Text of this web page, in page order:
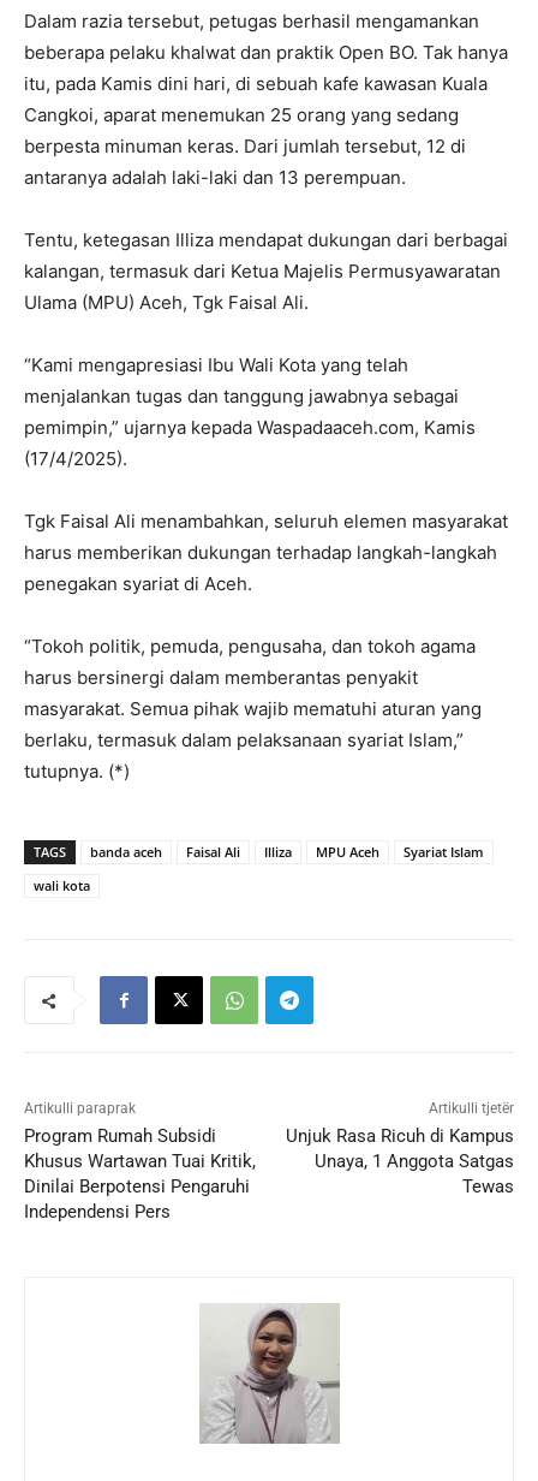
Dalam razia tersebut, petugas berhasil mengamankan
beberapa pelaku khalwat dan praktik Open BO. Tak hanya
itu, pada Kamis dini hari, di sebuah kafe kawasan Kuala
Cangkoi, aparat menemukan 25 orang yang sedang
berpesta minuman keras. Dari jumlah tersebut, 12 di
antaranya adalah laki-laki dan 13 perempuan.
Tentu, ketegasan Illiza mendapat dukungan dari berbagai
kalangan, termasuk dari Ketua Majelis Permusyawaratan
Ulama (MPU) Aceh, Tgk Faisal Ali.
“Kami mengapresiasi Ibu Wali Kota yang telah
menjalankan tugas dan tanggung jawabnya sebagai
pemimpin,” ujarnya kepada Waspadaaceh.com, Kamis
(17/4/2025).
Tgk Faisal Ali menambahkan, seluruh elemen masyarakat
harus memberikan dukungan terhadap langkah-langkah
penegakan syariat di Aceh.
“Tokoh politik, pemuda, pengusaha, dan tokoh agama
harus bersinergi dalam memberantas penyakit
masyarakat. Semua pihak wajib mematuhi aturan yang
berlaku, termasuk dalam pelaksanaan syariat Islam,”
tutupnya. (*)
TAGS banda aceh Faisal Ali Illiza MPU Aceh
Syariat Islam
wali kota
Artikulli paraprak
Program Rumah Subsidi
Khusus Wartawan Tuai Kritik,
Dinilai Berpotensi Pengaruhi
Independensi Pers
Artikulli tjetër
Unjuk Rasa Ricuh di Kampus
Unaya, 1 Anggota Satgas
Tewas